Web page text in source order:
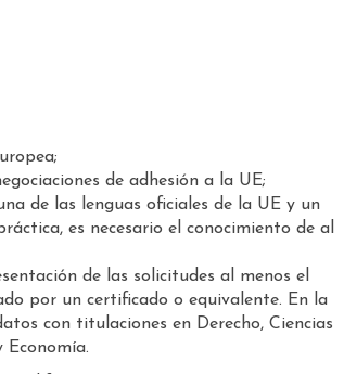
de adhesión a la UE;
de las lenguas oficiales de la UE y un
es necesario el conocimiento de al
de las solicitudes al menos el
por un certificado o equivalente. En la
con titulaciones en Derecho, Ciencias
Economía.